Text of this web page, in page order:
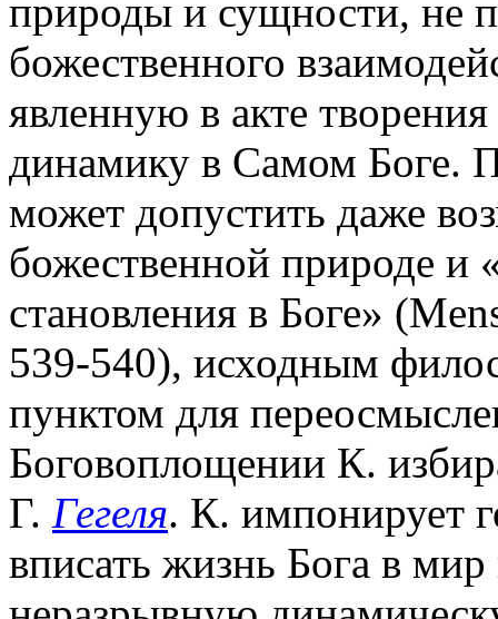
природы и сущности, не
божественного
явленную в акте
динамику в Самом Боге.
может допустить даже
божественной природе и
становления в Боге»
539-540), исходным
пунктом для
Боговоплощении К.
Г. Гегеля. К. импонирует
вписать жизнь Бога в